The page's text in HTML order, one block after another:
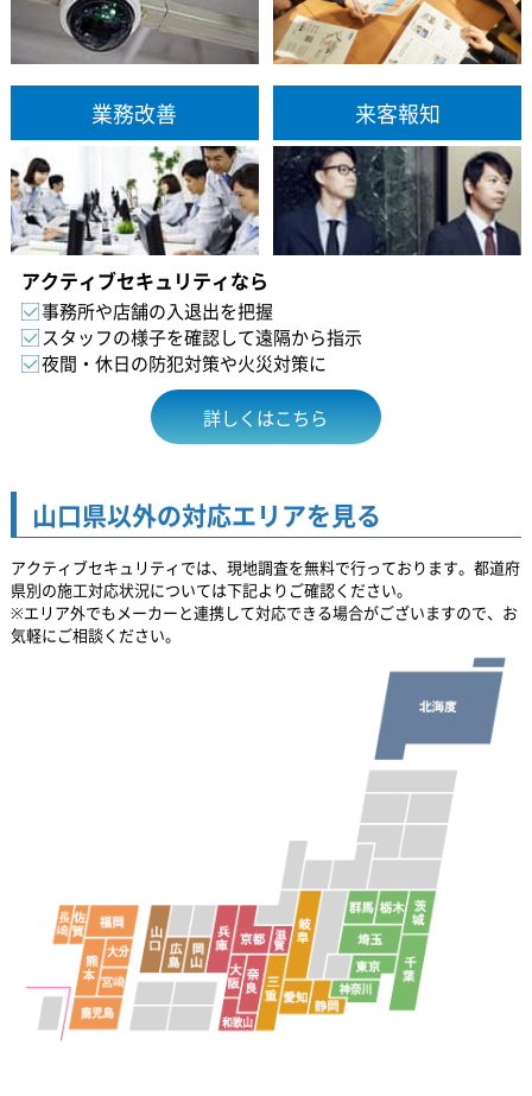
業務改善 来客報知
アクティブセキュリティなら
事務所や店舗の入退出を把握
スタッフの様子を確認して遠隔から指示
夜間・休日の防犯対策や火災対策に
詳しくはこちら
山口県以外の対応エリアを見る
アクティブセキュリティでは、現地調査を無料で行っております。都道府
県別の施工対応状況については下記よりご確認ください。
※エリア外でもメーカーと連携して対応できる場合がございますので、お
気軽にご相談ください。